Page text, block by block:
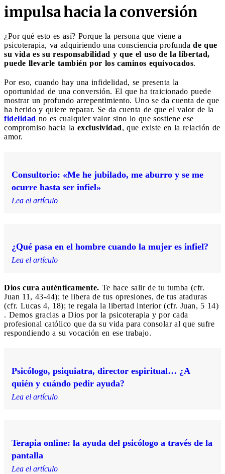
impulsa hacia la conversión
¿Por qué esto es así? Porque la persona que viene a
psicoterapia, va adquiriendo una consciencia profunda de que
su vida es su responsabilidad y que el uso de la libertad,
puede llevarle también por los caminos equivocados.
Por eso, cuando hay una infidelidad, se presenta la
oportunidad de una conversión. El que ha traicionado puede
mostrar un profundo arrepentimiento. Uno se da cuenta de que
ha herido y quiere reparar. Se da cuenta de que el valor de la
fidelidad no es cualquier valor sino lo que sostiene ese
compromiso hacia la exclusividad, que existe en la relación de
amor.
Consultorio: «Me he jubilado, me aburro y se me
ocurre hasta ser infiel»
Lea el artículo
¿Qué pasa en el hombre cuando la mujer es infiel?
Lea el artículo
Dios cura auténticamente. Te hace salir de tu tumba (cfr.
Juan 11, 43-44); te libera de tus opresiones, de tus ataduras
(cfr. Lucas 4, 18); te regala la libertad interior (cfr. Juan, 5 14)
. Demos gracias a Dios por la psicoterapia y por cada
profesional católico que da su vida para consolar al que sufre
respondiendo a su vocación en ese trabajo.
Psicólogo, psiquiatra, director espiritual… ¿A
quién y cuándo pedir ayuda?
Lea el artículo
Terapia online: la ayuda del psicólogo a través de la
pantalla
Lea el artículo